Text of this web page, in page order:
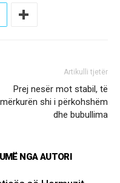
Artikulli tjetër
Prej nesër mot stabil, të
mërkurën shi i përkohshëm
dhe bubullima
NGA AUTORI